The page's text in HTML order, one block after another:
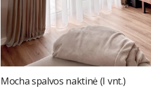
Mocha spalvos naktinė (I vnt.)